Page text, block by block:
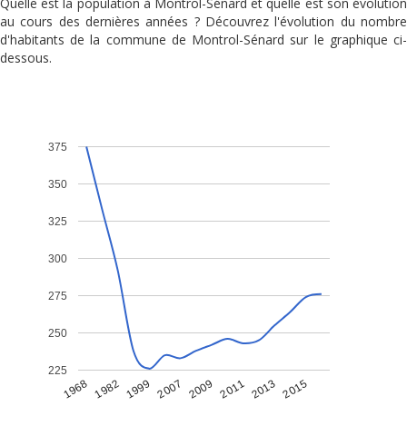
Quelle est la population à Montrol-Sénard et quelle est son évolution
au cours des dernières années ? Découvrez l'évolution du nombre
d'habitants de la commune de Montrol-Sénard sur le graphique ci-
dessous.
1968 1982 1999 2007 2009 2011 2013 2015
225
250
275
300
325
350
375